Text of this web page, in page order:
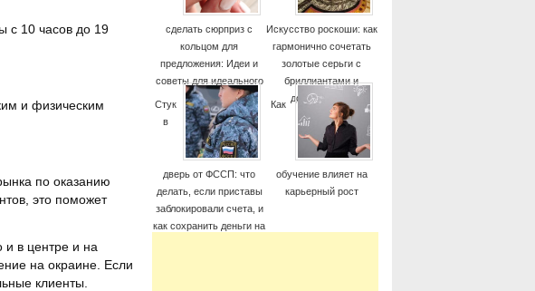
с 10 часов до 19
и физическим
по оказанию
это поможет
в центре и на
на окраине. Если
клиенты.
сделать сюрприз с
кольцом для
предложения: Идеи и
советы для идеального
момента
Искусство роскоши: как
гармонично сочетать
золотые серьги с
бриллиантами и
дорогие часы
Стук
в
дверь от ФССП: что
делать, если приставы
заблокировали счета, и
как сохранить деньги на
Как
обучение влияет на
карьерный рост